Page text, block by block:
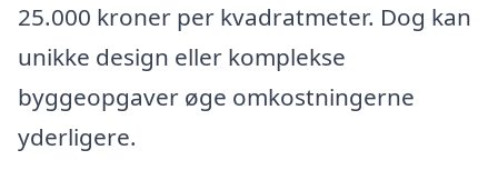
25.000 kroner per kvadratmeter. Dog kan
unikke design eller komplekse
byggeopgaver øge omkostningerne
yderligere.